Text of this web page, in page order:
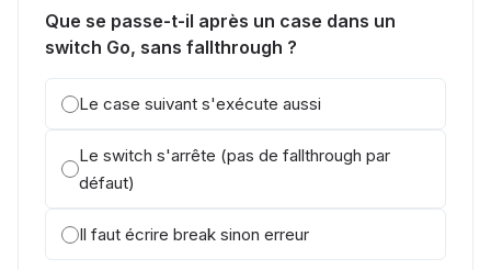
Que se passe-t-il après un case dans un
switch Go, sans fallthrough ?
Le case suivant s'exécute aussi
Le switch s'arrête (pas de fallthrough par
défaut)
Il faut écrire break sinon erreur